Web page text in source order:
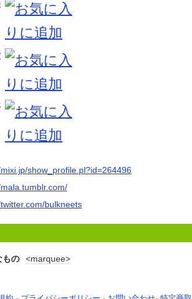
show_profile.pl?id=264496
bulkneets
もの <marquee>